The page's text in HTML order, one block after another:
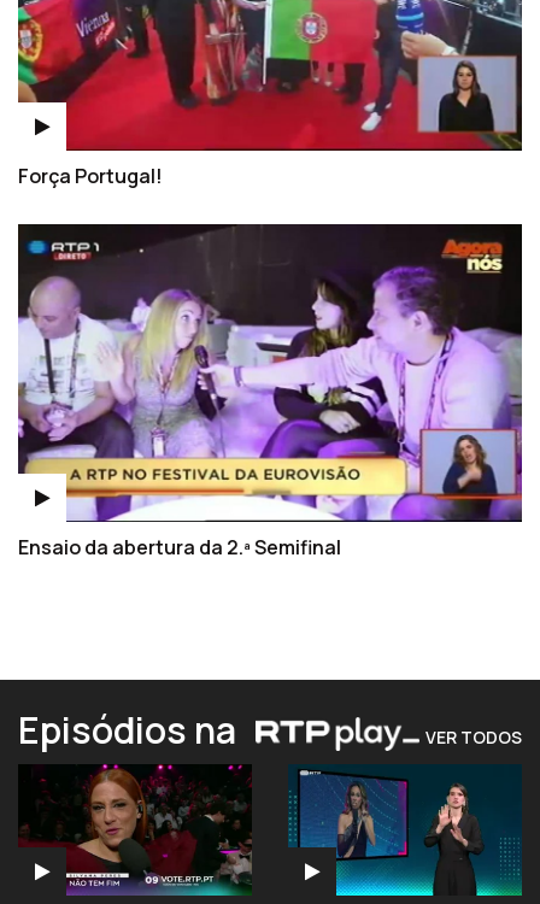
Força Portugal!
Ensaio da abertura da 2.ª Semifinal
Episódios na VER TODOS